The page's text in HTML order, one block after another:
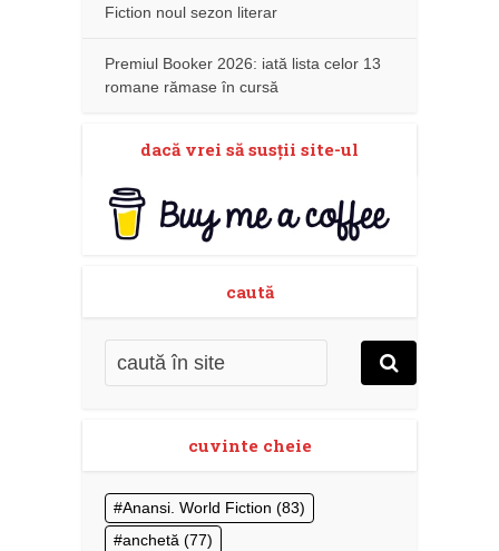
Fiction noul sezon literar
Premiul Booker 2026: iată lista celor 13
romane rămase în cursă
dacă vrei să susţii site-ul
caută
cuvinte cheie
Anansi. World Fiction (83)
anchetă (77)